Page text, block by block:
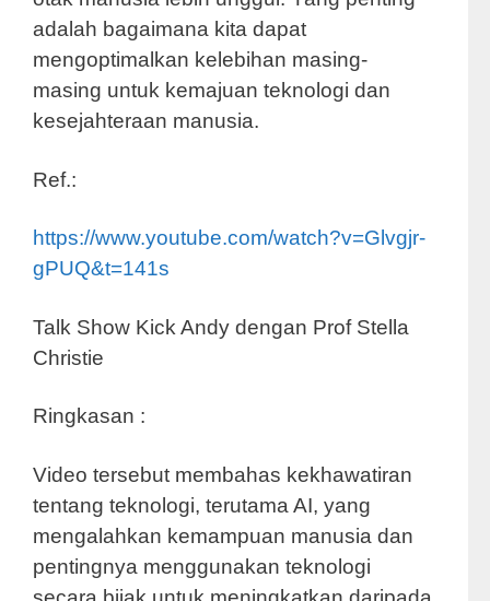
adalah bagaimana kita dapat
mengoptimalkan kelebihan masing-
masing untuk kemajuan teknologi dan
kesejahteraan manusia.
Ref.:
https://www.youtube.com/watch?v=Glvgjr-
gPUQ&t=141s
Talk Show Kick Andy dengan Prof Stella
Christie
Ringkasan :
Video tersebut membahas kekhawatiran
tentang teknologi, terutama AI, yang
mengalahkan kemampuan manusia dan
pentingnya menggunakan teknologi